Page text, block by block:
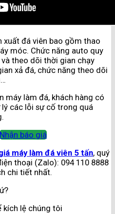
xuất đá viên bao gồm thao
móc. Chức năng auto quy
theo dõi thời gian chạy
xả đá, chức năng theo dõi
máy làm đá, khách hàng có
các lỗi sự cố trong quá
Nhận báo giá
máy làm đá viên 5 tấn, quý
thoại (Zalo): 094 110 8888
chi tiết nhất.
kích lệ chúng tôi